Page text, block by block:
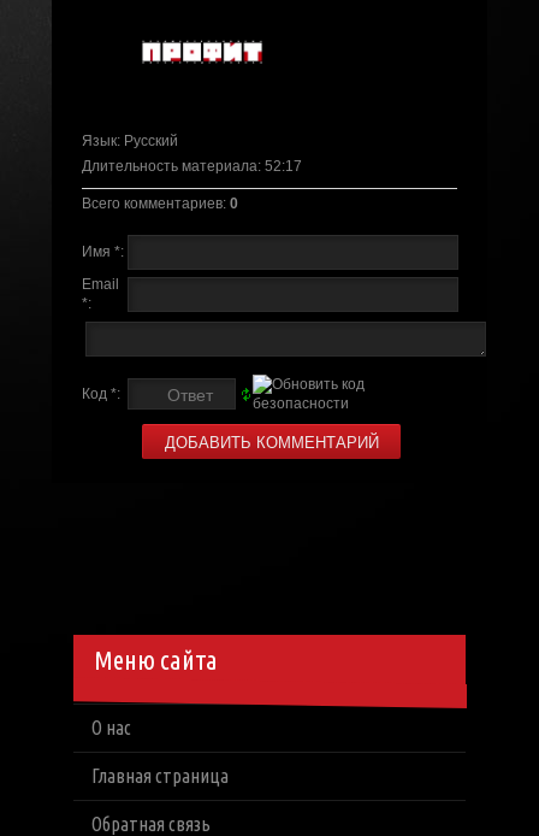
Язык: Русский
Длительность материала: 52:17
Всего комментариев: 0
Имя *:
Email
*:
Код *:
Меню сайта
О нас
Главная страница
Обратная связь